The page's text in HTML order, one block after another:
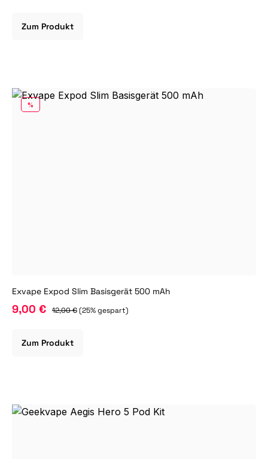
Zum Produkt
RABATT
%
Exvape Expod Slim Basisgerät 500 mAh
9,00 € 12,00 €(25% gespart)
Zum Produkt